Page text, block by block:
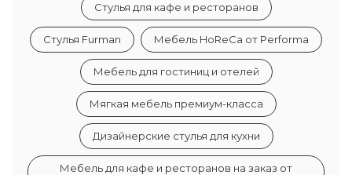
Стулья для кафе и ресторанов
Стулья Furman Мебель HoReCa от Performa
Мебель для гостиниц и отелей
Мягкая мебель премиум-класса
Дизайнерские стулья для кухни
Мебель для кафе и ресторанов на заказ от